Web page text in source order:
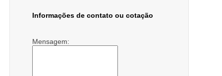
Informações de contato ou cotação
Mensagem: